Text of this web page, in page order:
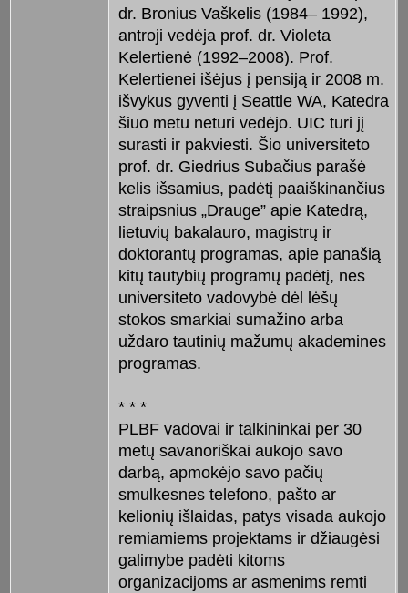
dr. Bronius Vaškelis (1984– 1992),
antroji vedėja prof. dr. Violeta
Kelertienė (1992–2008). Prof.
Kelertienei išėjus į pensiją ir 2008 m.
išvykus gyventi į Seattle WA, Katedra
šiuo metu neturi vedėjo. UIC turi jį
surasti ir pakviesti. Šio universiteto
prof. dr. Giedrius Subačius parašė
kelis išsamius, padėtį paaiškinančius
straipsnius „Drauge” apie Katedrą,
lietuvių bakalauro, magistrų ir
doktorantų programas, apie panašią
kitų tautybių programų padėtį, nes
universiteto vadovybė dėl lėšų
stokos smarkiai sumažino arba
uždaro tautinių mažumų akademines
programas.
* * *
PLBF vadovai ir talkininkai per 30
metų savanoriškai aukojo savo
darbą, apmokėjo savo pačių
smulkesnes telefono, pašto ar
kelionių išlaidas, patys visada aukojo
remiamiems projektams ir džiaugėsi
galimybe padėti kitoms
organizacijoms ar asmenims remti